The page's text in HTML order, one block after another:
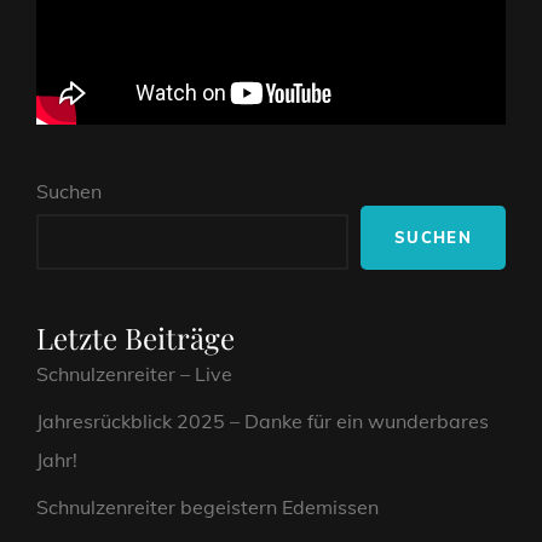
Suchen
SUCHEN
Letzte Beiträge
Schnulzenreiter – Live
Jahresrückblick 2025 – Danke für ein wunderbares
Jahr!
Schnulzenreiter begeistern Edemissen